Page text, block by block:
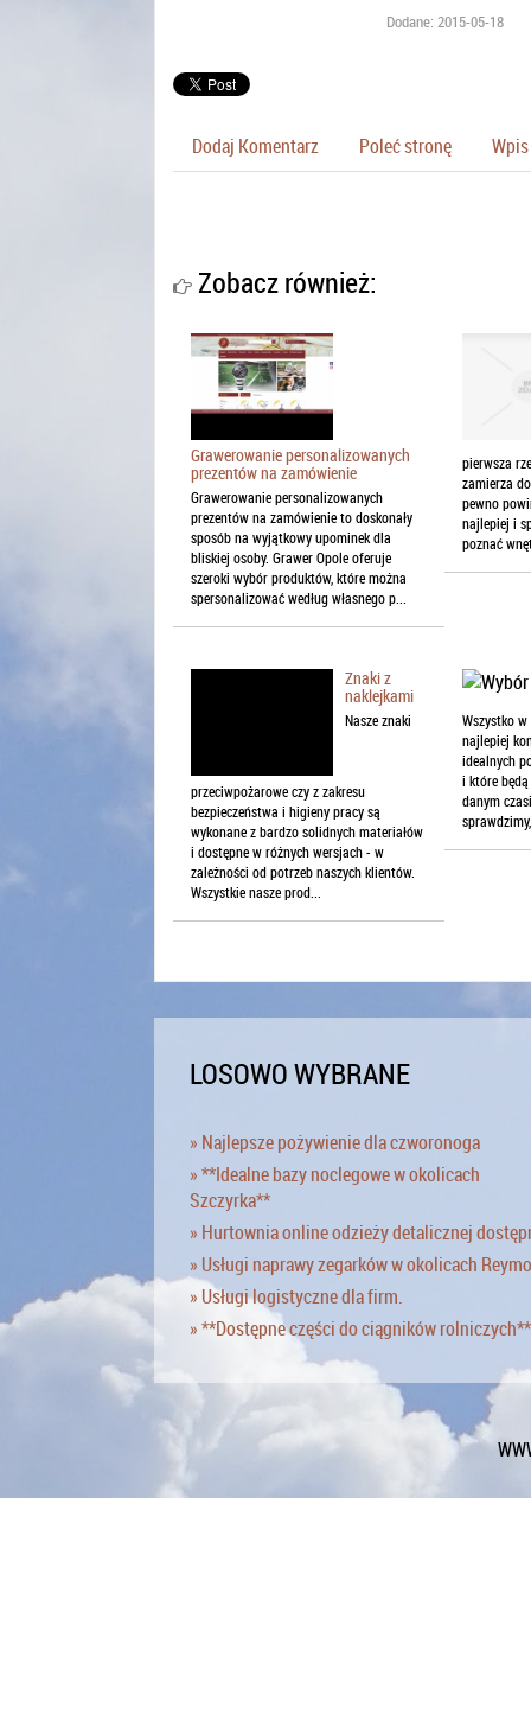
Dodane: 2015-05-18
Dodaj Komentarz Poleć stronę
Zobacz również:
Grawerowanie personalizowanych
prezentów na zamówienie
Grawerowanie personalizowanych
prezentów na zamówienie to doskonały
sposób na wyjątkowy upominek dla
bliskiej osoby. Grawer Opole oferuje
szeroki wybór produktów, które można
spersonalizować według własnego p...
pierwsza
zamierza
pewno
najlepiej i
poznać
Znaki z
naklejkami
Nasze znaki
przeciwpożarowe czy z zakresu
bezpieczeństwa i higieny pracy są
wykonane z bardzo solidnych materiałów
i dostępne w różnych wersjach - w
zależności od potrzeb naszych klientów.
Wszystkie nasze prod...
Wszystko
najlepiej
idealnych
i które
danym
LOSOWO WYBRANE
» Najlepsze pożywienie dla czworonoga
» **Idealne bazy noclegowe w okolicach
Szczyrka**
» Hurtownia online odzieży detalicznej
» Usługi naprawy zegarków w okolicach
» Usługi logistyczne dla firm.
» **Dostępne części do ciągników rolniczych**